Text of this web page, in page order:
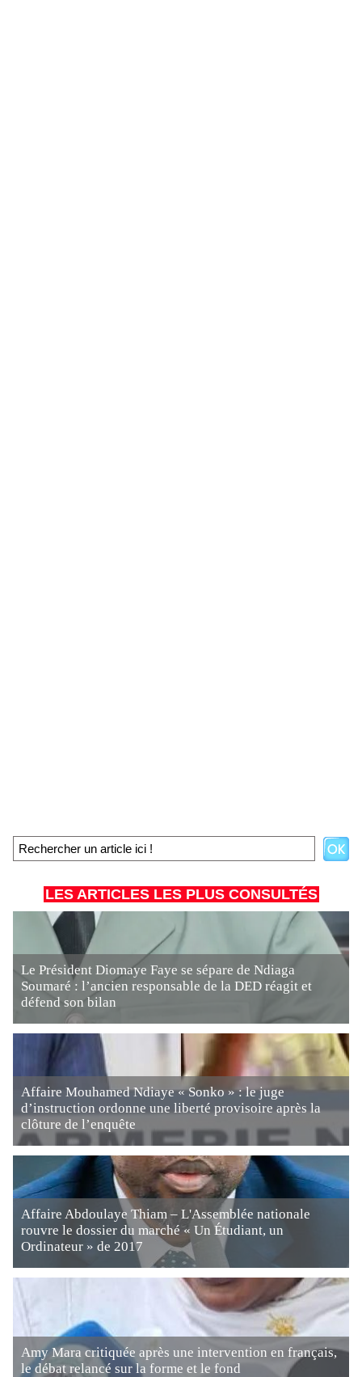
LES ARTICLES LES PLUS CONSULTÉS
Le Président Diomaye Faye se sépare de Ndiaga
Soumaré : l’ancien responsable de la DED réagit et
défend son bilan
Affaire Mouhamed Ndiaye « Sonko » : le juge
d’instruction ordonne une liberté provisoire après la
clôture de l’enquête
Affaire Abdoulaye Thiam – L'Assemblée nationale
rouvre le dossier du marché « Un Étudiant, un
Ordinateur » de 2017
Amy Mara critiquée après une intervention en français,
le débat relancé sur la forme et le fond